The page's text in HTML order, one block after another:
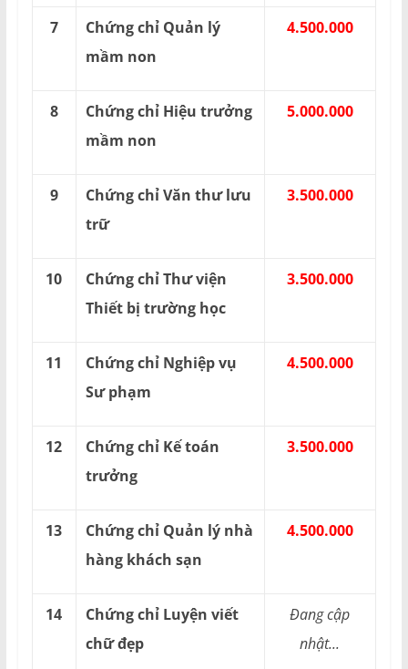
7
Chứng chỉ Quản lý
mầm non
4.500.000
8
Chứng chỉ Hiệu trưởng
mầm non
5.000.000
9
Chứng chỉ Văn thư lưu
trữ
3.500.000
10
Chứng chỉ Thư viện
Thiết bị trường học
3.500.000
11
Chứng chỉ Nghiệp vụ
Sư phạm
4.500.000
12
Chứng chỉ Kế toán
trưởng
3.500.000
13
Chứng chỉ Quản lý nhà
hàng khách sạn
4.500.000
14
Chứng chỉ Luyện viết
chữ đẹp
Đang cập
nhật...